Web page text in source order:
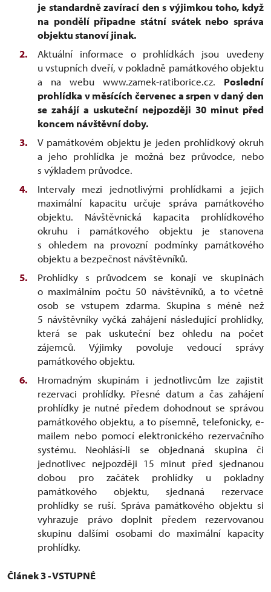
je standardně zavírací den s výjimkou toho, když
na pondělí připadne státní svátek nebo správa
objektu stanoví jinak.
Aktuální informace o prohlídkách jsou uvedeny
u vstupních dveří, v pokladně památkového objektu
a na webu www.zamek-ratiborice.cz. Poslední
prohlídka v měsících červenec a srpen v daný den
se zahájí a uskuteční nejpozději 30 minut před
koncem návštěvní doby.
V památkovém objektu je jeden prohlídkový okruh
a jeho prohlídka je možná bez průvodce, nebo
s výkladem průvodce.
Intervaly mezi jednotlivými prohlídkami a jejich
maximální kapacitu určuje správa památkového
objektu. Návštěvnická kapacita prohlídkového
okruhu i památkového objektu je stanovena
s ohledem na provozní podmínky památkového
objektu a bezpečnost návštěvníků.
Prohlídky s průvodcem se konají ve skupinách
o maximálním počtu 50 návštěvníků, a to včetně
osob se vstupem zdarma. Skupina s méně než
5 návštěvníky vyčká zahájení následující prohlídky,
která se pak uskuteční bez ohledu na počet
zájemců. Výjimky povoluje vedoucí správy
památkového objektu.
Hromadným skupinám i jednotlivcům lze zajistit
rezervaci prohlídky. Přesné datum a čas zahájení
prohlídky je nutné předem dohodnout se správou
památkového objektu, a to písemně, telefonicky, e-
mailem nebo pomocí elektronického rezervačního
systému. Neohlásí-li se objednaná skupina či
jednotlivec nejpozději 15 minut před sjednanou
dobou pro začátek prohlídky u pokladny
památkového objektu, sjednaná rezervace
prohlídky se ruší. Správa památkového objektu si
vyhrazuje právo doplnit předem rezervovanou
skupinu dalšími osobami do maximální kapacity
prohlídky.
Článek 3 - VSTUPNÉ